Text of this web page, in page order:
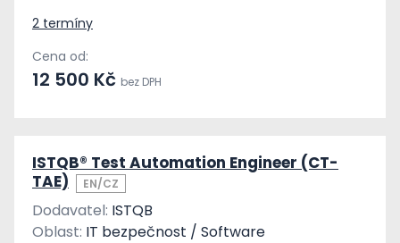
2 termíny
Cena od:
12 500 Kč bez DPH
ISTQB® Test Automation Engineer (CT-
TAE)
EN/CZ
Dodavatel: ISTQB
Oblast: IT bezpečnost / Software